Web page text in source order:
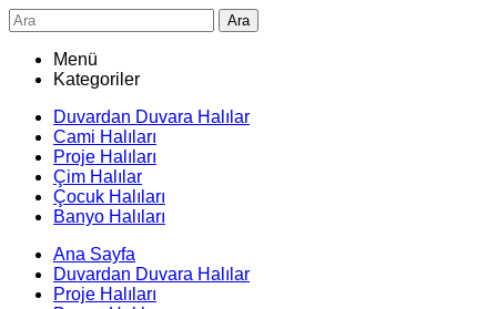
Ara
Menü
Kategoriler
Duvardan Duvara Halılar
Cami Halıları
Proje Halıları
Çim Halılar
Çocuk Halıları
Banyo Halıları
Ana Sayfa
Duvardan Duvara Halılar
Proje Halıları